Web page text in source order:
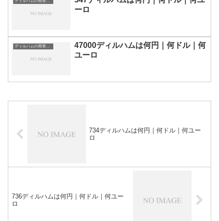
ーロ
ディルハムの両替目安
47000ディルハムは何円｜何ドル｜何
ユーロ
734ディルハムは何円｜何ドル｜何ユー
ロ
736ディルハムは何円｜何ドル｜何ユー
ロ